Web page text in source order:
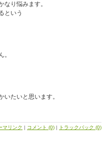
なり悩みます。
という
。
いたいと思います。
マリンク コメント (0) トラックバック (0)